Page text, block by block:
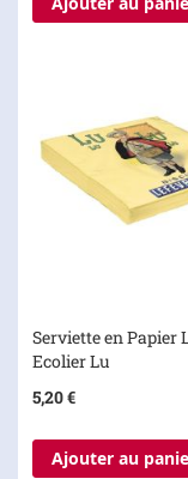
Serviette en Papier
Ecolier Lu
5,20 €
Ajouter au